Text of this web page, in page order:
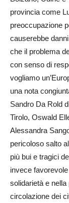
provincia come
preoccupazione
causerebbe
che il problema
con senso di
vogliamo
una nota
Sandro Da Rold
Tirolo, Oswald
Alessandra
pericoloso salto
più bui e tragici
invece
solidarietà e
circolazione dei